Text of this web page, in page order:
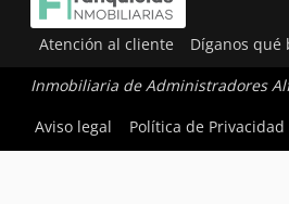
Atención al cliente Díganos qué
Inmobiliaria de Administradores
Aviso legal
Política de Privacidad